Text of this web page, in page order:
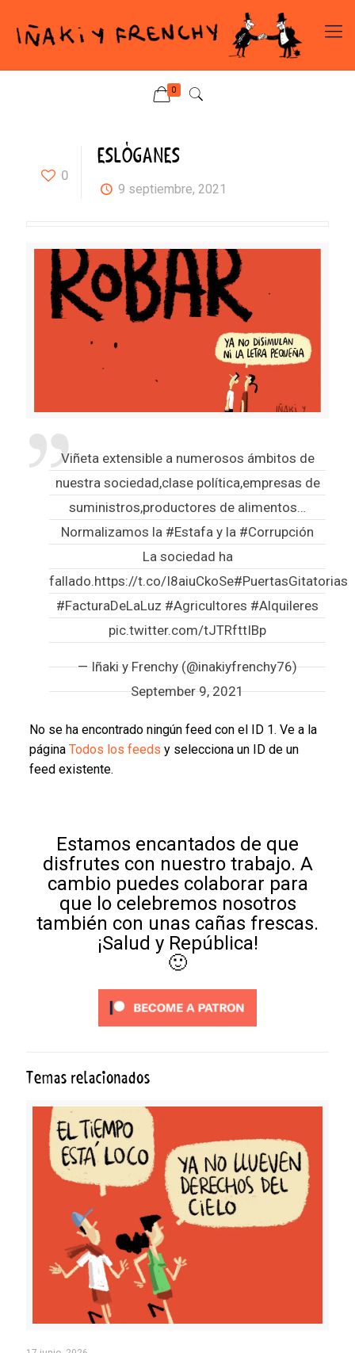
0
0
ESLÓGANES
9 septiembre, 2021
Viñeta extensible a numerosos ámbitos de
nuestra sociedad,clase política,empresas de
suministros,productores de alimentos…
Normalizamos la #Estafa y la #Corrupción
La sociedad ha
fallado.https://t.co/I8aiuCkoSe#PuertasGitatorias
#FacturaDeLaLuz #Agricultores #Alquileres
pic.twitter.com/tJTRfttIBp
— Iñaki y Frenchy (@inakiyfrenchy76)
September 9, 2021
No se ha encontrado ningún feed con el ID 1. Ve a la
página Todos los feeds y selecciona un ID de un
feed existente.
Estamos encantados de que
disfrutes con nuestro trabajo. A
cambio puedes colaborar para
que lo celebremos nosotros
también con unas cañas frescas.
¡Salud y República!
🙂
Temas relacionados